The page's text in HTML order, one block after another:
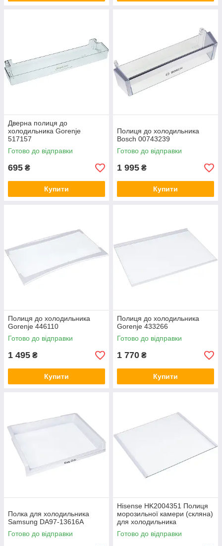
Дверна полиця до
холодильника Gorenje
517157
Готово до відправки
695 ₴
Купити
Полиця до холодильника
Bosch 00743239
Готово до відправки
1 995 ₴
Купити
Полиця до холодильника
Gorenje 446110
Готово до відправки
1 495 ₴
Купити
Полиця до холодильника
Gorenje 433266
Готово до відправки
1 770 ₴
Купити
Полка для холодильника
Samsung DA97-13616A
Готово до відправки
Hisense HK2004351 Полиця
морозильної камери (скляна)
для холодильника
Готово до відправки